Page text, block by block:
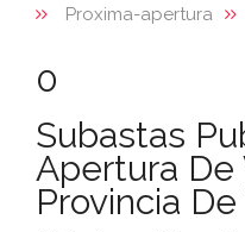
Proxima-apertura
0
Subastas
Apertura De
Provincia